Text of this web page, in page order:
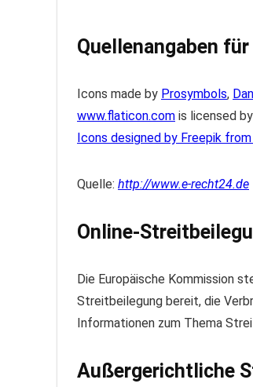
Quellenangaben
Icons made by Prosymbols,
www.flaticon.com is licensed by
Icons designed by Freepik
Quelle: http://www.e-recht24.de
Online-
Die Europäische Kommission
Streitbeilegung bereit, die
Informationen zum Thema
Außergerichtliche